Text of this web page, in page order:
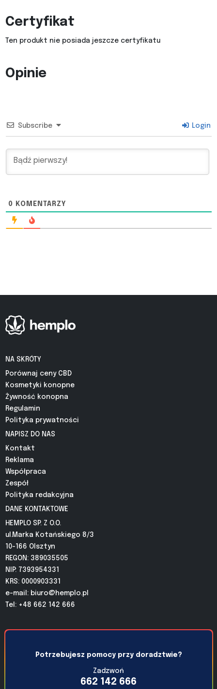
Certyfikat
Ten produkt nie posiada jeszcze certyfikatu
Opinie
Subscribe Login
0 KOMENTARZY
NA SKRÓTY
Porównaj ceny CBD
Kosmetyki konopne
Żywność konopna
Regulamin
Polityka prywatności
NAPISZ DO NAS
Kontakt
Reklama
Współpraca
Zespół
Polityka redakcyjna
DANE KONTAKTOWE
HEMPLO SP. Z O.O.
ul.Marka Kotańskiego 8/3
10-166 Olsztyn
REGON: 389035505
NIP: 7393954331
KRS: 0000903331
e-mail: biuro@hemplo.pl
Tel: +48 662 142 666
Potrzebujesz pomocy przy doradztwie?
Zadzwoń
662 142 666